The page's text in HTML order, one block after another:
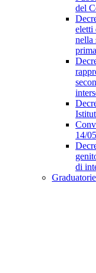
del
eletti
nella
14/
di
Graduatorie